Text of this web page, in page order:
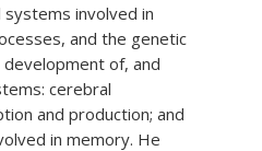
involved in
and the genetic
of, and
cerebral
and production; and
in memory. He